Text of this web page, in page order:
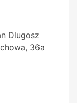
Dlugosz
36a